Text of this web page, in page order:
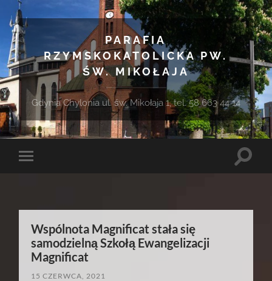
PARAFIA
RZYMSKOKATOLICKA PW.
ŚW. MIKOŁAJA
Gdynia Chylonia ul. św. Mikołaja 1, tel. 58 663 44 14
Toggle
Toggle
Wspólnota Magnificat stała się
samodzielną Szkołą Ewangelizacji
Magnificat
15 CZERWCA, 2021